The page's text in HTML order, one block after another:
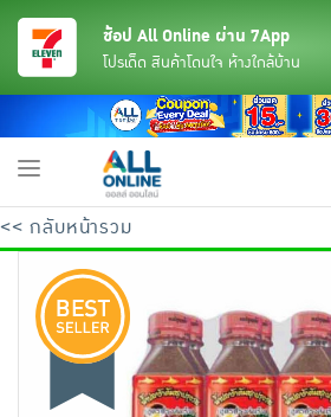
ช้อป All Online ผ่าน 7App
โปรเด็ด สินค้าโดนใจ ห้างใกล้บ้าน
Toggle
<< กลับหน้ารวม